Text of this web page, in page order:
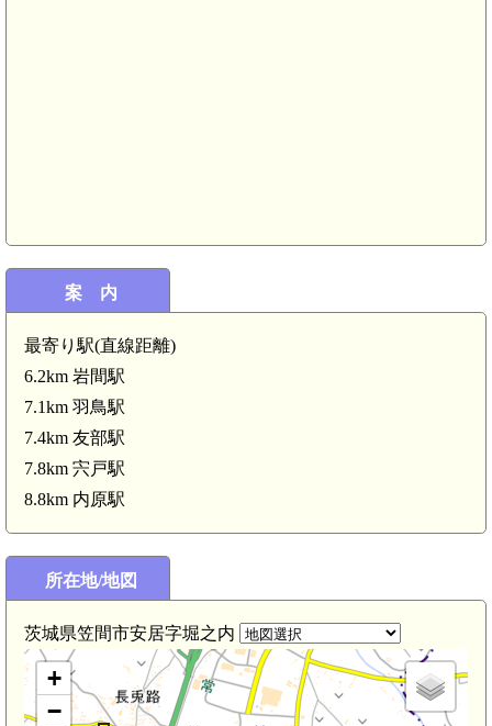
案 内
最寄り駅(直線距離)
6.2km 岩間駅
7.1km 羽鳥駅
7.4km 友部駅
7.8km 宍戸駅
8.8km 内原駅
所在地/地図
茨城県笠間市安居字堀之内
+
−